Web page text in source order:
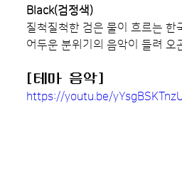
Black(검정색)
질척질척한 검은 물이 흐르는 한
어두운 분위기의 음악이 들려 오
[테마 음악]
https://youtu.be/